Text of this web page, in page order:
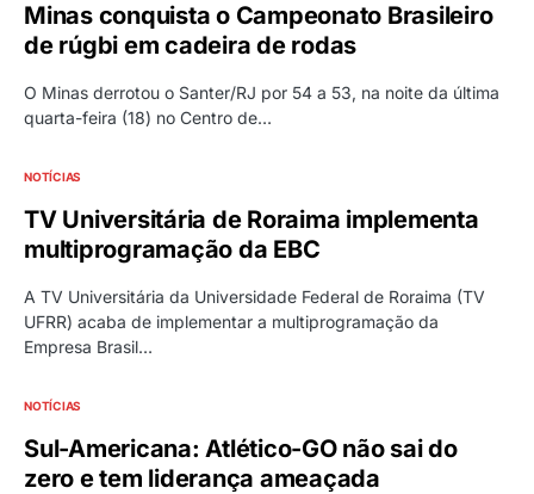
Minas conquista o Campeonato Brasileiro
de rúgbi em cadeira de rodas
O Minas derrotou o Santer/RJ por 54 a 53, na noite da última
quarta-feira (18) no Centro de…
NOTÍCIAS
TV Universitária de Roraima implementa
multiprogramação da EBC
A TV Universitária da Universidade Federal de Roraima (TV
UFRR) acaba de implementar a multiprogramação da
Empresa Brasil…
NOTÍCIAS
Sul-Americana: Atlético-GO não sai do
zero e tem liderança ameaçada